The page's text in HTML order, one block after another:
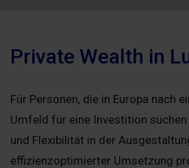
Private Wealth in
Für Personen, die in Europa nach
Umfeld für eine Investition
und Flexibilität in der
effizienzoptimierter Umsetzung